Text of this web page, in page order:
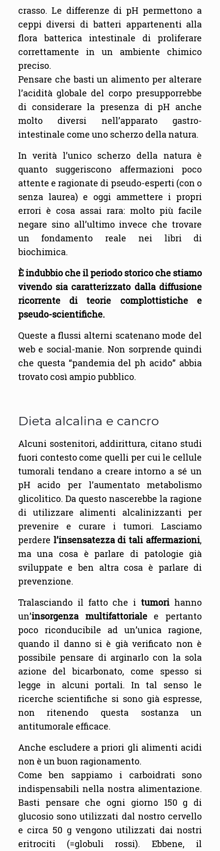
crasso. Le differenze di pH permettono a
ceppi diversi di batteri appartenenti alla
flora batterica intestinale di proliferare
correttamente in un ambiente chimico
preciso.
Pensare che basti un alimento per alterare
l’acidità globale del corpo presupporrebbe
di considerare la presenza di pH anche
molto diversi nell’apparato gastro-
intestinale come uno scherzo della natura.
In verità l’unico scherzo della natura è
quanto suggeriscono affermazioni poco
attente e ragionate di pseudo-esperti (con o
senza laurea) e oggi ammettere i propri
errori è cosa assai rara: molto più facile
negare sino all’ultimo invece che trovare
un fondamento reale nei libri di
biochimica.
È indubbio che il periodo storico che stiamo
vivendo sia caratterizzato dalla diffusione
ricorrente di teorie complottistiche e
pseudo-scientifiche.
Queste a flussi alterni scatenano mode del
web e social-manie. Non sorprende quindi
che questa “pandemia del ph acido” abbia
trovato così ampio pubblico.
Dieta alcalina e cancro
Alcuni sostenitori, addirittura, citano studi
fuori contesto come quelli per cui le cellule
tumorali tendano a creare intorno a sé un
pH acido per l’aumentato metabolismo
glicolitico. Da questo nascerebbe la ragione
di utilizzare alimenti alcalinizzanti per
prevenire e curare i tumori. Lasciamo
perdere l’insensatezza di tali affermazioni,
ma una cosa è parlare di patologie già
sviluppate e ben altra cosa è parlare di
prevenzione.
Tralasciando il fatto che itumorihanno
un’insorgenza multifattorialee pertanto
poco riconducibile ad un’unica ragione,
quando il danno si è già verificato non è
possibile pensare di arginarlo con la sola
azione del bicarbonato, come spesso si
legge in alcuni portali. In tal senso le
ricerche scientifiche si sono già espresse,
non ritenendo questa sostanza un
antitumorale efficace.
Anche escludere a priori gli alimenti acidi
non è un buon ragionamento.
Come ben sappiamo i carboidrati sono
indispensabili nella nostra alimentazione.
Basti pensare che ogni giorno 150 g di
glucosio sono utilizzati dal nostro cervello
e circa 50 g vengono utilizzati dai nostri
eritrociti (=globuli rossi). Ebbene, il